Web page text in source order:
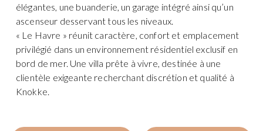
élégantes, une buanderie, un garage intégré ainsi qu’un
ascenseur desservant tous les niveaux.
« Le Havre » réunit caractère, confort et emplacement
privilégié dans un environnement résidentiel exclusif en
bord de mer. Une villa prête à vivre, destinée à une
clientèle exigeante recherchant discrétion et qualité à
Knokke.